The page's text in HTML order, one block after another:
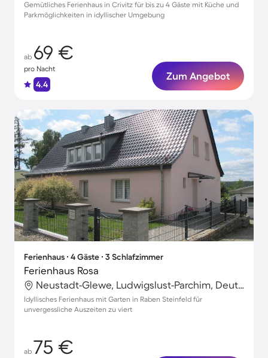
Gemütliches Ferienhaus in Crivitz für bis zu 4 Gäste mit Küche und
Parkmöglichkeiten in idyllischer Umgebung
ab 69 €
pro Nacht
4.4
Zum Angebot
Ferienhaus ∙ 4 Gäste ∙ 3 Schlafzimmer
Ferienhaus Rosa
Neustadt-Glewe, Ludwigslust-Parchim, Deutschland
Idyllisches Ferienhaus mit Garten in Raben Steinfeld für
unvergessliche Auszeiten zu viert
ab 75 €